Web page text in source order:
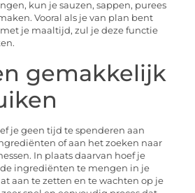
kun je sauzen, sappen, purees
Vooral als je van plan bent
je maaltijd, zul je deze functie
gemakkelijk
je geen tijd te spenderen aan
of aan het zoeken naar
In plaats daarvan hoef je
ingrediënten te mengen in je
aan te zetten en te wachten op je